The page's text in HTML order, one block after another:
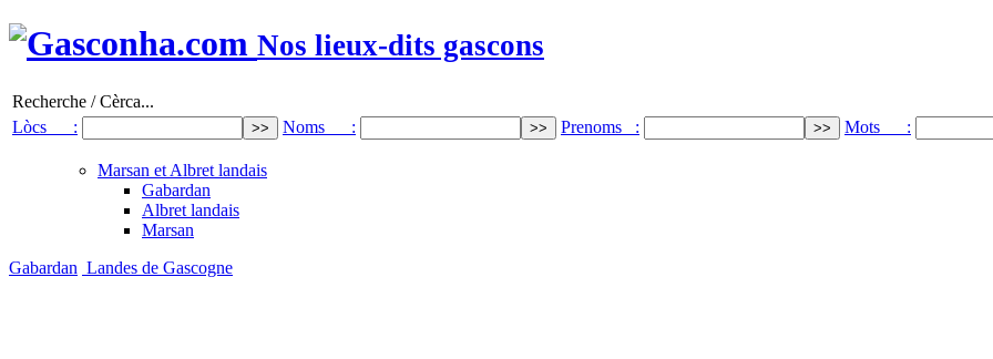
Nos lieux-dits gascons
Recherche / Cèrca...
Lòcs :
Noms : Prenoms : Mots :
Marsan et Albret landais
Gabardan
Albret landais
Marsan
Gabardan Landes de Gascogne